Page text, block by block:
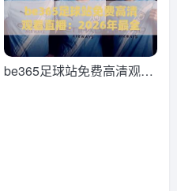
be365足球站免费高清观看